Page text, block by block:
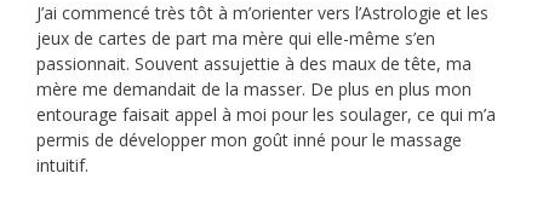
J’ai commencé très tôt à m’orienter vers l’Astrologie et les
jeux de cartes de part ma mère qui elle-même s’en
passionnait. Souvent assujettie à des maux de tête, ma
mère me demandait de la masser. De plus en plus mon
entourage faisait appel à moi pour les soulager, ce qui m’a
permis de développer mon goût inné pour le massage
intuitif.